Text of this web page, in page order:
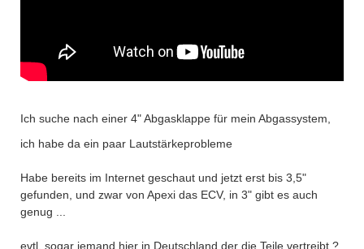
Ich suche nach einer 4" Abgasklappe für mein Abgassystem,
ich habe da ein paar Lautstärkeprobleme
Habe bereits im Internet geschaut und jetzt erst bis 3,5"
gefunden, und zwar von Apexi das ECV, in 3" gibt es auch
genug ...
evtl. sogar jemand hier in Deutschland der die Teile vertreibt ?